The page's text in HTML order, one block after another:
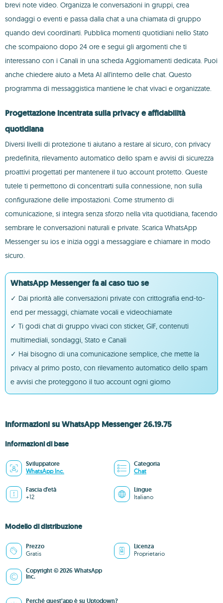
brevi note video. Organizza le conversazioni in gruppi, crea
sondaggi o eventi e passa dalla chat a una chiamata di gruppo
quando devi coordinarti. Pubblica momenti quotidiani nello Stato
che scompaiono dopo 24 ore e segui gli argomenti che ti
interessano con i Canali in una scheda Aggiornamenti dedicata. Puoi
anche chiedere aiuto a Meta AI all'interno delle chat. Questo
programma di messaggistica mantiene le chat vivaci e organizzate.
Progettazione incentrata sulla privacy e affidabilità
quotidiana
Diversi livelli di protezione ti aiutano a restare al sicuro, con privacy
predefinita, rilevamento automatico dello spam e avvisi di sicurezza
proattivi progettati per mantenere il tuo account protetto. Queste
tutele ti permettono di concentrarti sulla connessione, non sulla
configurazione delle impostazioni. Come strumento di
comunicazione, si integra senza sforzo nella vita quotidiana, facendo
sembrare le conversazioni naturali e private. Scarica WhatsApp
Messenger su ios e inizia oggi a messaggiare e chiamare in modo
sicuro.
WhatsApp Messenger fa al caso tuo se
✓ Dai priorità alle conversazioni private con crittografia end-to-
end per messaggi, chiamate vocali e videochiamate
✓ Ti godi chat di gruppo vivaci con sticker, GIF, contenuti
multimediali, sondaggi, Stato e Canali
✓ Hai bisogno di una comunicazione semplice, che mette la
privacy al primo posto, con rilevamento automatico dello spam
e avvisi che proteggono il tuo account ogni giorno
Informazioni su WhatsApp Messenger 26.19.75
Informazioni di base
Sviluppatore
WhatsApp Inc.
Categoria
Chat
Fascia d'età
+12
Lingue
Italiano
Modello di distribuzione
Prezzo
Gratis
Licenza
Proprietario
Copyright © 2026 WhatsApp
Inc.
Perché quest’app è su Uptodown?